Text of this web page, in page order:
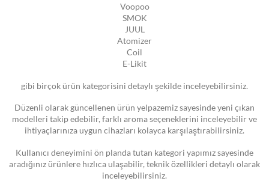
Voopoo
SMOK
JUUL
Atomizer
Coil
E-Likit
gibi birçok ürün kategorisini detaylı şekilde inceleyebilirsiniz.
Düzenli olarak güncellenen ürün yelpazemiz sayesinde yeni çıkan
modelleri takip edebilir, farklı aroma seçeneklerini inceleyebilir ve
ihtiyaçlarınıza uygun cihazları kolayca karşılaştırabilirsiniz.
Kullanıcı deneyimini ön planda tutan kategori yapımız sayesinde
aradığınız ürünlere hızlıca ulaşabilir, teknik özellikleri detaylı olarak
inceleyebilirsiniz.